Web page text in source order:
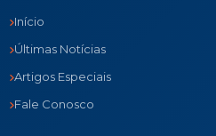
Início
Últimas Notícias
Artigos Especiais
Fale Conosco